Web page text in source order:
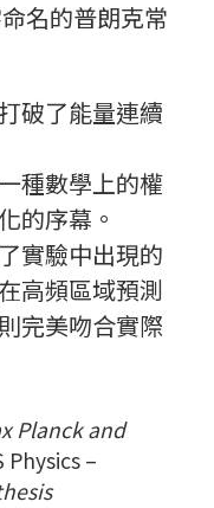
名的普朗克常
破了能量連續
種數學上的權
的序幕。
實驗中出現的
高頻區域預測
完美吻合實際
Planck and
Physics –